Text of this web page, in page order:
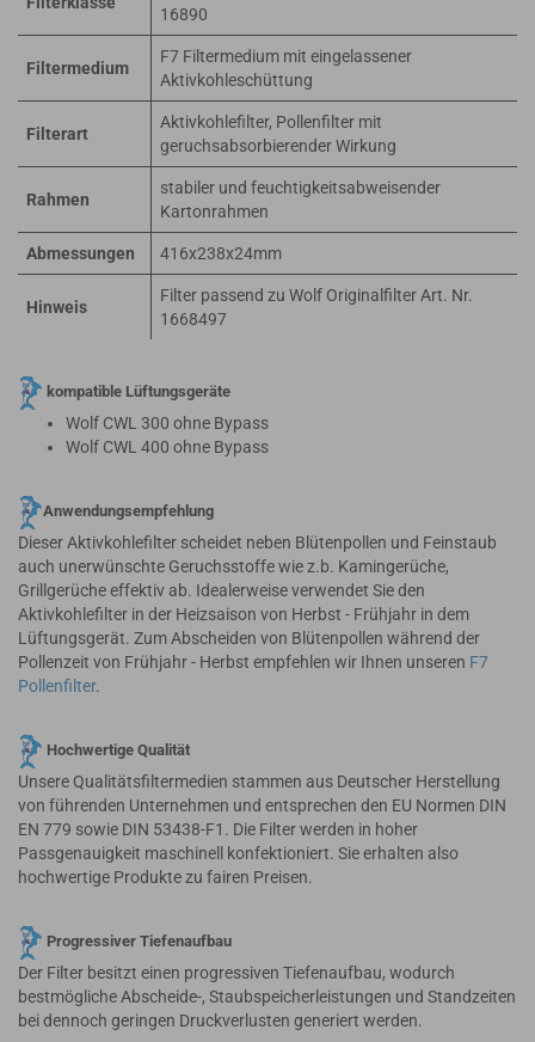
16890
Filtermedium
F7 Filtermedium mit eingelassener
Aktivkohleschüttung
Filterart
Aktivkohlefilter, Pollenfilter mit
geruchsabsorbierender Wirkung
Rahmen
stabiler und feuchtigkeitsabweisender
Kartonrahmen
Abmessungen 416x238x24mm
Hinweis
Filter passend zu Wolf Originalfilter Art. Nr.
1668497
kompatible Lüftungsgeräte
Wolf CWL 300 ohne Bypass
Wolf CWL 400 ohne Bypass
Anwendungsempfehlung
Dieser Aktivkohlefilter scheidet neben Blütenpollen und Feinstaub
auch unerwünschte Geruchsstoffe wie z.b. Kamingerüche,
Grillgerüche effektiv ab. Idealerweise verwendet Sie den
Aktivkohlefilter in der Heizsaison von Herbst - Frühjahr in dem
Lüftungsgerät. Zum Abscheiden von Blütenpollen während der
Pollenzeit von Frühjahr - Herbst empfehlen wir Ihnen unseren F7
Pollenfilter.
Hochwertige Qualität
Unsere Qualitätsfiltermedien stammen aus Deutscher Herstellung
von führenden Unternehmen und entsprechen den EU Normen DIN
EN 779 sowie DIN 53438-F1. Die Filter werden in hoher
Passgenauigkeit maschinell konfektioniert. Sie erhalten also
hochwertige Produkte zu fairen Preisen.
Progressiver Tiefenaufbau
Der Filter besitzt einen progressiven Tiefenaufbau, wodurch
bestmögliche Abscheide-, Staubspeicherleistungen und Standzeiten
bei dennoch geringen Druckverlusten generiert werden.